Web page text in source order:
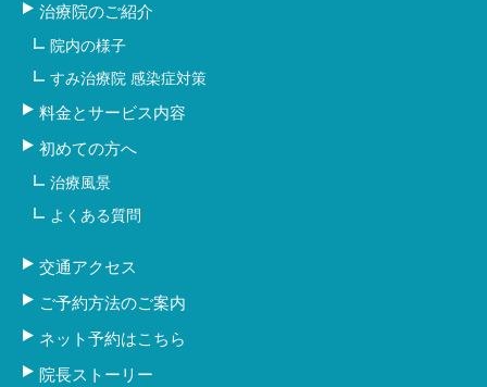
治療院のご紹介
院内の様子
すみ治療院 感染症対策
料金とサービス内容
初めての方へ
治療風景
よくある質問
交通アクセス
ご予約方法のご案内
ネット予約はこちら
院長ストーリー